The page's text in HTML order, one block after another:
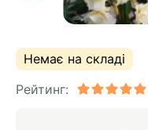
Немає на складі
Рейтинг: